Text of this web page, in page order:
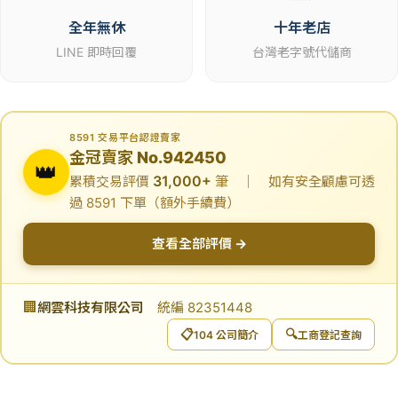
全年無休
LINE 即時回覆
十年老店
台灣老字號代儲商
👑
8591 交易平台認證賣家
金冠賣家 No.942450
累積交易評價 31,000+ 筆 ｜ 如有安全顧慮可透
過 8591 下單（額外手續費）
查看全部評價 →
🏢 網雲科技有限公司 統編 82351448
📋104 公司簡介 🔍工商登記查詢